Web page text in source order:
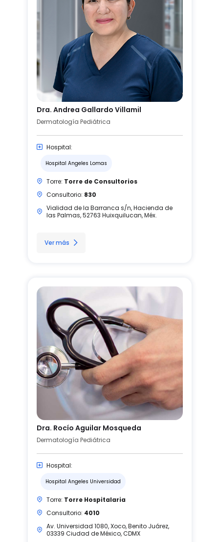
Dra. Andrea Gallardo Villamil
Dermatología Pediátrica
Hospital:
Hospital Angeles Lomas
Torre: Torre de Consultorios
Consultorio: 830
Vialidad de la Barranca s/n, Hacienda de
las Palmas, 52763 Huixquilucan, Méx.
Ver más
Dra. Rocío Aguilar Mosqueda
Dermatología Pediátrica
Hospital:
Hospital Angeles Universidad
Torre: Torre Hospitalaria
Consultorio: 4010
Av. Universidad 1080, Xoco, Benito Juárez,
03339 Ciudad de México, CDMX